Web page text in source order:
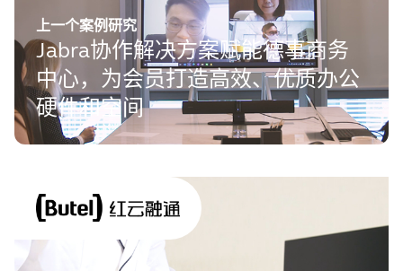
上一个案例研究
Jabra协作解决方案赋能德事商务
中心，为会员打造高效、优质办公
硬件和空间